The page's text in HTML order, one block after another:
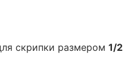
скрипки размером 1/2